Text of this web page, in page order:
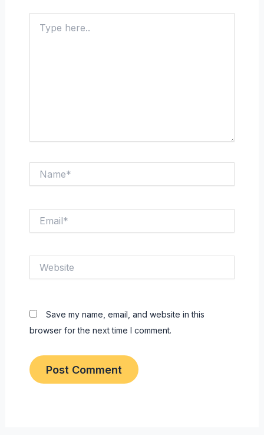
here..
Save my name, email, and website in this
browser for the next time I comment.